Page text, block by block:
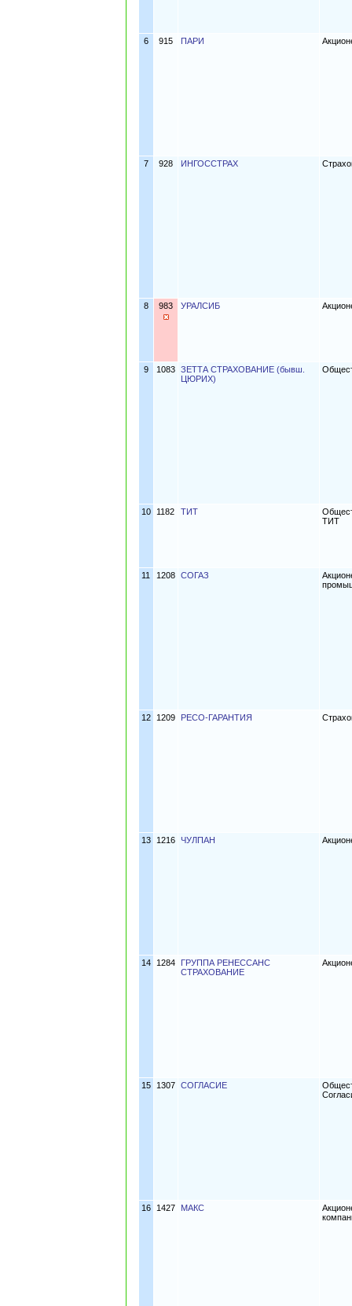
6 915 ПАРИ
7 928 ИНГОССТРАХ
8 983 УРАЛСИБ
9 1083 ЗЕТТА СТРАХОВАНИЕ (бывш.
ЦЮРИХ)
10 1182 ТИТ
ТИТ
11 1208 СОГАЗ
12 1209 РЕСО-ГАРАНТИЯ
13 1216 ЧУЛПАН
14 1284
ГРУППА РЕНЕССАНС
СТРАХОВАНИЕ
15 1307 СОГЛАСИЕ
16 1427 МАКС